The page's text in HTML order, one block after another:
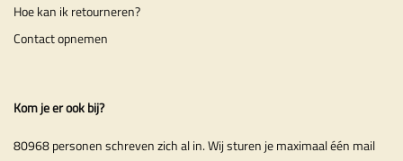
Hoe kan ik retourneren?
Contact opnemen
Kom je er ook bij?
80968 personen schreven zich al in. Wij sturen je maximaal één mail